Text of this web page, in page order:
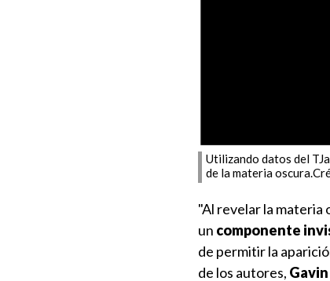
Utilizando datos del
de la materia
"Al revelar la materia
un componente
de permitir la
de los autores,